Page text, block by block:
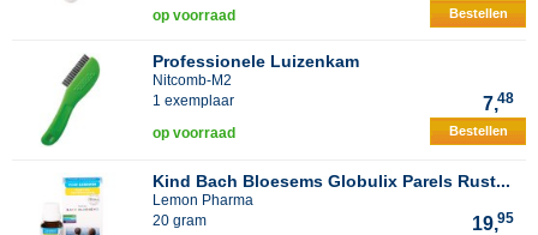
op voorraad Bestellen
Professionele Luizenkam
Nitcomb-M2
1 exemplaar
7,48
op voorraad Bestellen
Kind Bach Bloesems Globulix Parels Rust...
Lemon Pharma
20 gram
19,95